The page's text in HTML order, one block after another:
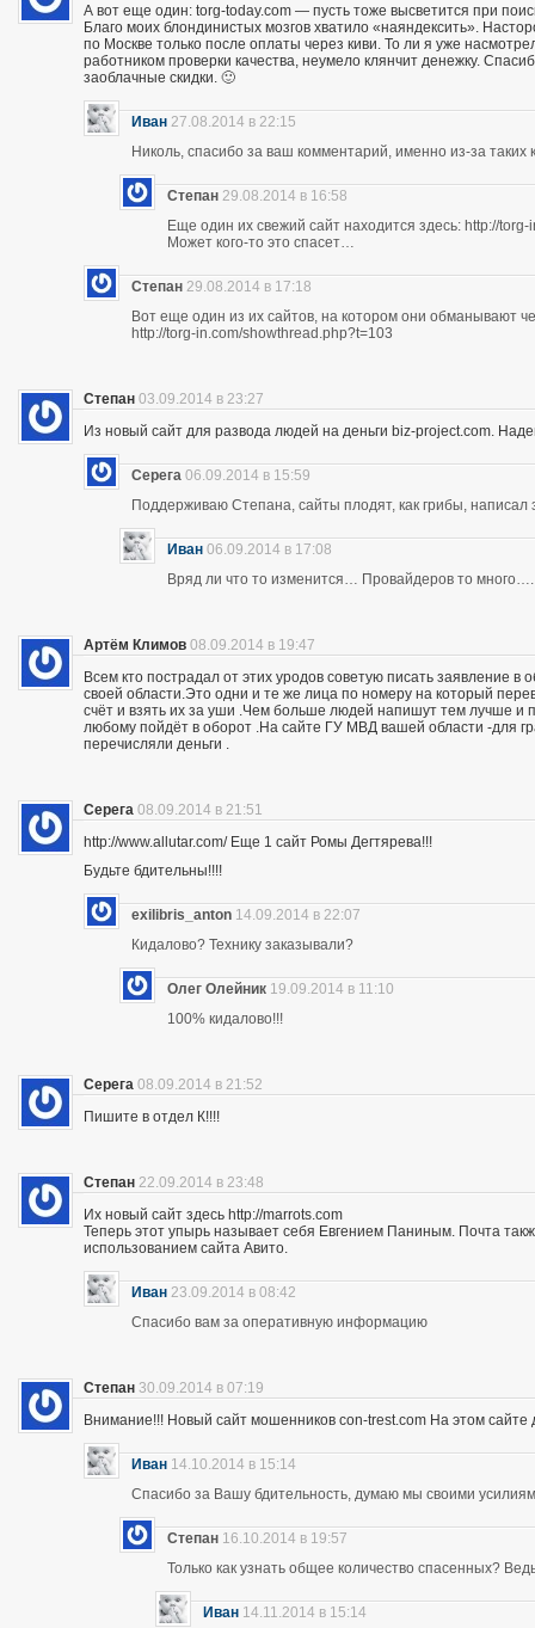
А вот еще один: torg-today.com — пусть тоже высветится при
Благо моих блондинистых мозгов хватило «наяндексить».
по Москве только после оплаты через киви. То ли я уже
работником проверки качества, неумело клянчит денежку.
заоблачные скидки. 🙂
Иван 27.08.2014 в 22:15
Николь, спасибо за ваш комментарий, именно из-за
Степан 29.08.2014 в 16:58
Еще один их свежий сайт находится здесь: http://
Может кого-то это спасет…
Степан 29.08.2014 в 17:18
Вот еще один из их сайтов, на котором они обманывают
http://torg-in.com/showthread.php?t=103
Степан 03.09.2014 в 23:27
Из новый сайт для развода людей на деньги biz-project.com.
Серега 06.09.2014 в 15:59
Поддерживаю Степана, сайты плодят, как грибы,
Иван 06.09.2014 в 17:08
Вряд ли что то изменится… Провайдеров то много….
Артём Климов 08.09.2014 в 19:47
Всем кто пострадал от этих уродов советую писать заявление
своей области.Это одни и те же лица по номеру на который
счёт и взять их за уши .Чем больше людей напишут тем лучше и
любому пойдёт в оборот .На сайте ГУ МВД вашей области -для
перечисляли деньги .
Серега 08.09.2014 в 21:51
http://www.allutar.com/ Еще 1 сайт Ромы Дегтярева!!!
Будьте бдительны!!!!
exilibris_anton 14.09.2014 в 22:07
Кидалово? Технику заказывали?
Олег Олейник 19.09.2014 в 11:10
100% кидалово!!!
Серега 08.09.2014 в 21:52
Пишите в отдел К!!!!
Степан 22.09.2014 в 23:48
Их новый сайт здесь http://marrots.com
Теперь этот упырь называет себя Евгением Паниным. Почта
использованием сайта Авито.
Иван 23.09.2014 в 08:42
Спасибо вам за оперативную информацию
Степан 30.09.2014 в 07:19
Внимание!!! Новый сайт мошенников con-trest.com На этом сайте
Иван 14.10.2014 в 15:14
Спасибо за Вашу бдительность, думаю мы своими
Степан 16.10.2014 в 19:57
Только как узнать общее количество спасенных?
Иван 14.11.2014 в 15:14